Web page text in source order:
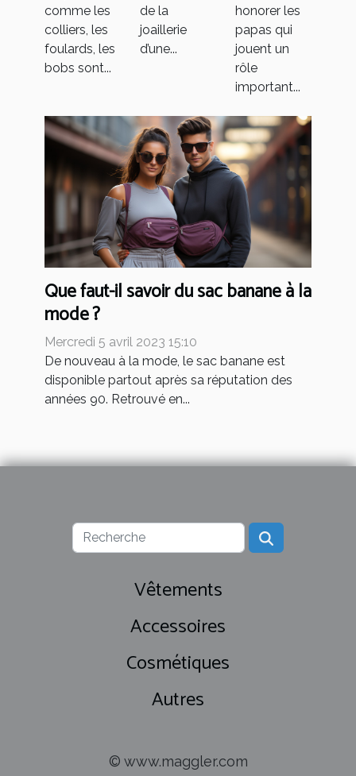
comme les
colliers, les
foulards, les
bobs sont...
de la
joaillerie
d’une...
honorer les
papas qui
jouent un
rôle
important...
Que faut-il savoir du sac banane à la
mode ?
Mercredi 5 avril 2023 15:10
De nouveau à la mode, le sac banane est
disponible partout après sa réputation des
années 90. Retrouvé en...
Vêtements
Accessoires
Cosmétiques
Autres
© www.maggler.com